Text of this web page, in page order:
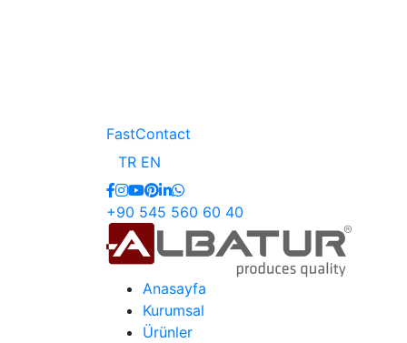
FastContact
TR EN
+90 545 560 60 40
Anasayfa
Kurumsal
Ürünler